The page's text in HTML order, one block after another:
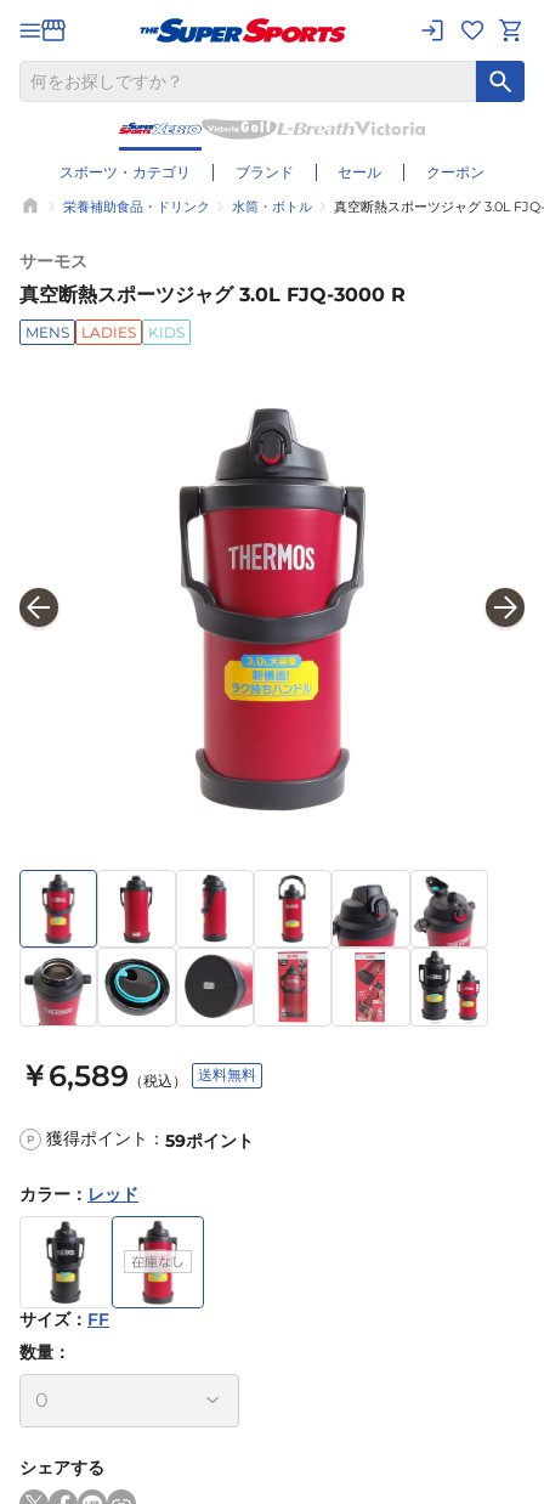
スポーツ・カテゴリ ブランド セール クーポン
栄養補助食品・ドリンク 水筒・ボトル 真空断熱スポーツジャグ 3.0L
サーモス
真空断熱スポーツジャグ 3.0L FJQ-3000 R
MENS LADIES KIDS
￥6,589 （税込） 送料無料
P 獲得ポイント： 59ポイント
カラー ： レッド
サイズ： FF
数量：
シェアする